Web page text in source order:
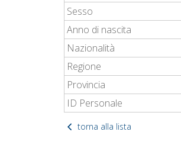
Sesso
Anno di nascita
Nazionalità
Regione
Provincia
ID Personale
torna alla lista